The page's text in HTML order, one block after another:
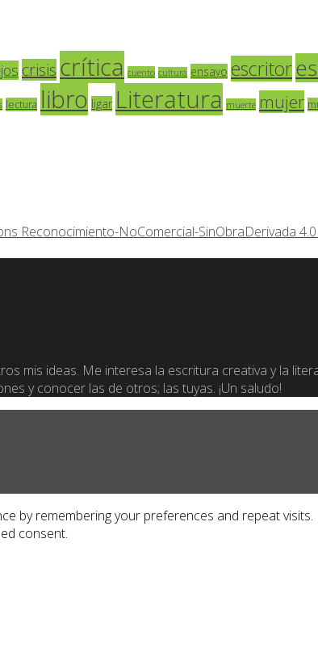
crisis crítica cuento cultura ensayo escritor
lectura libro ligar Literatura muerte mujer
Reconocimiento-NoComercial-SinObraDerivada
mis ideas. Me interesa la escritura creativa y la
y conocer las de otros; las tuyas. ¡Un saludo!
by remembering your preferences and repeat visits.
consent.